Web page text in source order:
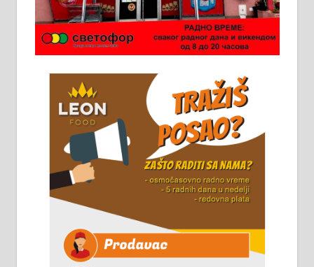
Потребна два радника за рад на
стоваришту „Липа промет” у
информација доћи лично на
стовариште у улици Максима
Горког 26 сваког радног дана од
8 до 15 часова. 063/465-045
Чистим све врсте димњака.
061/32-13-445